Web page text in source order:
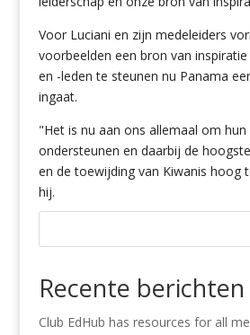
Voor Luciani en zijn medeleiders
voorbeelden een bron van
en -leden te steunen nu Panama
ingaat.
"Het is nu aan ons allemaal om
ondersteunen en daarbij de
en de toewijding van Kiwanis hoog
hij.
Recente berichten
Club EdHub has resources for all